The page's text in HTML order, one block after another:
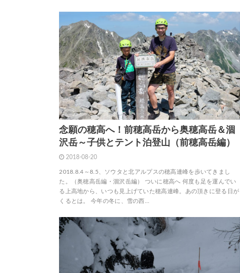
念願の穂高へ！前穂高岳から奥穂高岳＆涸
沢岳～子供とテント泊登山（前穂高岳編）
2018-08-20
2018.8.4～8.5、ソウタと北アルプスの穂高連峰を歩いてきまし
た。（奥穂高岳編・涸沢岳編） ついに穂高へ 何度も足を運んでい
る上高地から、いつも見上げていた穂高連峰。あの頂きに登る日が
くるとは。 今年の冬に、雪の西…